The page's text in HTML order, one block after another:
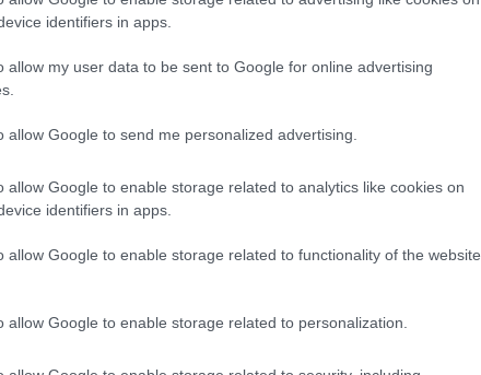
identifiers in apps.
allow my user data to be sent to Google for online advertising
allow Google to send me personalized advertising.
allow Google to enable storage related to analytics like cookies on
identifiers in apps.
allow Google to enable storage related to functionality of the website
allow Google to enable storage related to personalization.
στα 550 εκατ. ευρώ
κέρδη 313 εκατ.
ενημέρωσης- Ξεκίνησε το
πενταετές πρόγραμμα